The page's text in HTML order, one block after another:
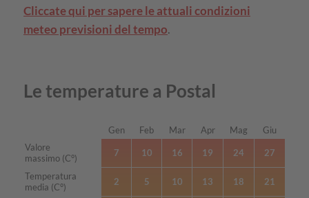
Cliccate qui per sapere le attuali condizioni
meteo previsioni del tempo.
Le temperature a Postal
Gen Feb Mar Apr Mag
Giu
Valore
massimo (C°)
7 10 16 19 24 27
Temperatura
media (C°)
2 5 10 13 18 21